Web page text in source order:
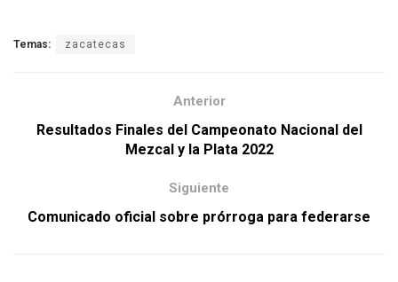
Temas: zacatecas
Anterior
Resultados Finales del Campeonato Nacional del
Mezcal y la Plata 2022
Siguiente
Comunicado oficial sobre prórroga para federarse